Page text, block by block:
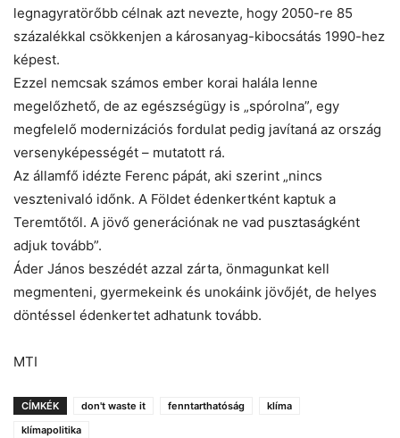
legnagyratörőbb célnak azt nevezte, hogy 2050-re 85
százalékkal csökkenjen a károsanyag-kibocsátás 1990-hez
képest.
Ezzel nemcsak számos ember korai halála lenne
megelőzhető, de az egészségügy is „spórolna”, egy
megfelelő modernizációs fordulat pedig javítaná az ország
versenyképességét – mutatott rá.
Az államfő idézte Ferenc pápát, aki szerint „nincs
vesztenivaló időnk. A Földet édenkertként kaptuk a
Teremtőtől. A jövő generációnak ne vad pusztaságként
adjuk tovább”.
Áder János beszédét azzal zárta, önmagunkat kell
megmenteni, gyermekeink és unokáink jövőjét, de helyes
döntéssel édenkertet adhatunk tovább.
MTI
CÍMKÉK don't waste it fenntarthatóság
klíma
klímapolitika